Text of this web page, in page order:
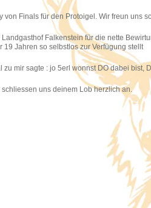
von Finals für den Protoigel. Wir freun uns
Landgasthof Falkenstein für die nette
19 Jahren so selbstlos zur Verfügung stellt
mir sagte : jo 5erl wonnst DO dabei bist,
uns deinem Lob herzlich an.